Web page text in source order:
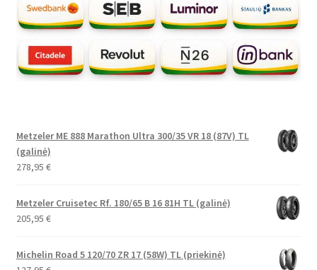
Metzeler ME 888 Marathon Ultra 300/35 VR 18 (87V) TL
(galinė)
278,95 €
Metzeler Cruisetec Rf. 180/65 B 16 81H TL (galinė)
205,95 €
Michelin Road 5 120/70 ZR 17 (58W) TL (priekinė)